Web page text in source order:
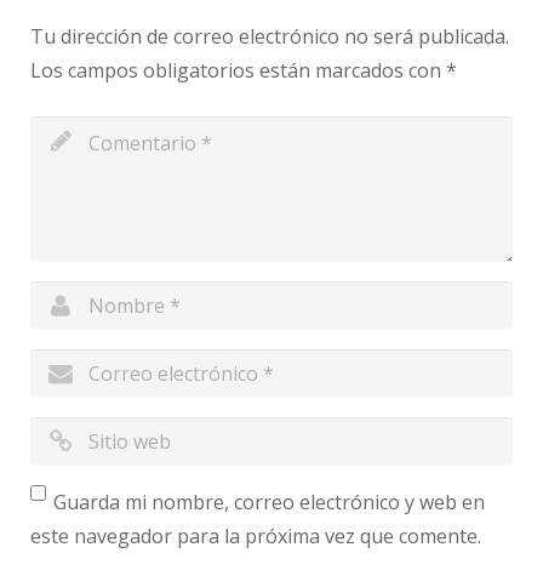
Tu dirección de correo electrónico no será publicada.
Los campos obligatorios están marcados con *
Guarda mi nombre, correo electrónico y web en
este navegador para la próxima vez que comente.